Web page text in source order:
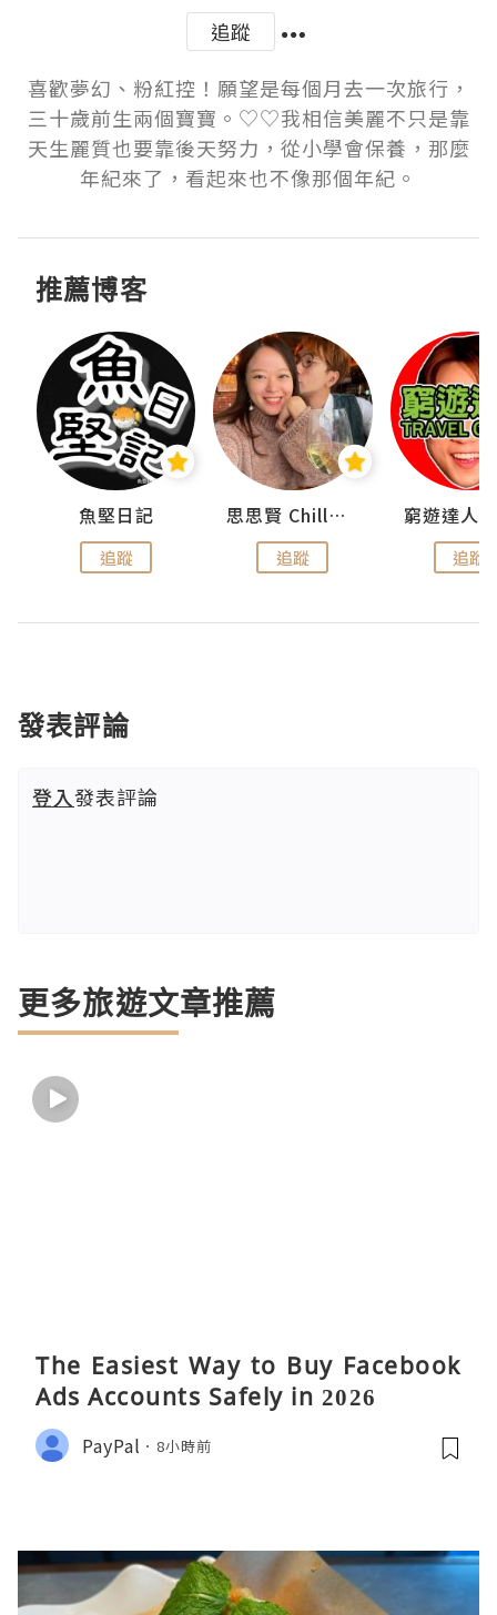
追蹤
喜歡夢幻、粉紅控！願望是每個月去一次旅行，
三十歲前生兩個寶寶。♡♡我相信美麗不只是靠
天生麗質也要靠後天努力，從小學會保養，那麼
年紀來了，看起來也不像那個年紀。
推薦博客
魚堅日記
追蹤
思思賢 ChillMyBabe
追蹤 追蹤
發表評論
登入發表評論
更多旅遊文章推薦
The Easiest Way to Buy Facebook
Ads Accounts Safely in 2026
PayPal 8小時前